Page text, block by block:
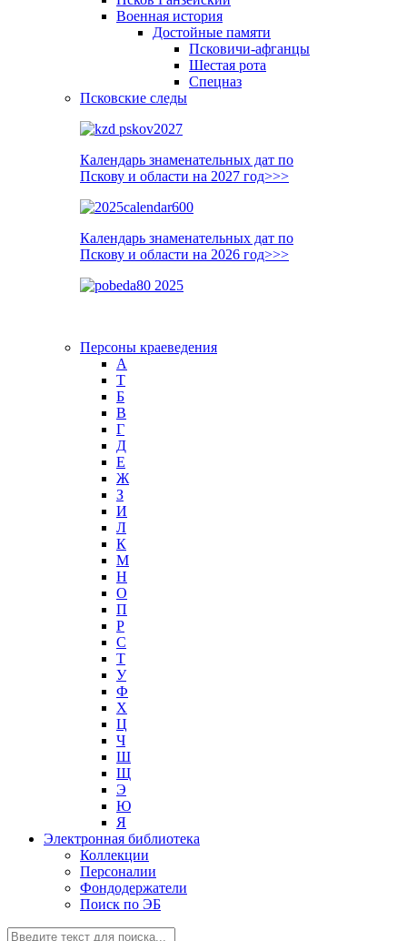
Военная история
Достойные памяти
Псковичи-афганцы
Шестая рота
Спецназ
Псковские следы
Календарь знаменательных дат по
Пскову и области на 2027 год>>>
Календарь знаменательных дат по
Пскову и области на 2026 год>>>
Персоны краеведения
А
T
Б
В
Г
Д
Е
Ж
З
И
Л
К
М
Н
О
П
Р
С
Т
У
Ф
Х
Ц
Ч
Ш
Щ
Э
Ю
Я
Электронная библиотека
Коллекции
Персоналии
Фондодержатели
Поиск по ЭБ